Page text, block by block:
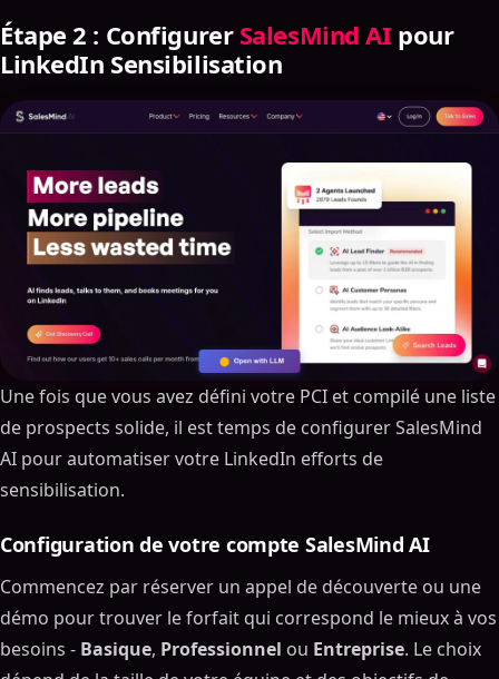
Étape 2 : Configurer SalesMind AI pour
LinkedIn Sensibilisation
Une fois que vous avez défini votre PCI et compilé une liste
de prospects solide, il est temps de configurer SalesMind
AI pour automatiser votre LinkedIn efforts de
sensibilisation.
Configuration de votre compte SalesMind AI
Commencez par réserver un appel de découverte ou une
démo pour trouver le forfait qui correspond le mieux à vos
besoins - Basique, Professionnel ou Entreprise. Le choix